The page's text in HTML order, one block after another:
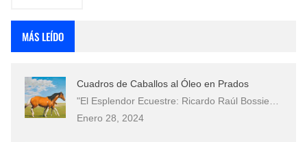
MÁS LEÍDO
Cuadros de Caballos al Óleo en Prados
"El Esplendor Ecuestre: Ricardo Raúl Bossie…
Enero 28, 2024